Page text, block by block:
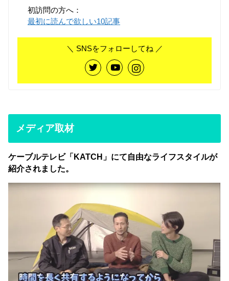
初訪問の方へ：
最初に読んで欲しい10記事
＼ SNSをフォローしてね ／
メディア取材
ケーブルテレビ「KATCH」にて自由なライフスタイルが
紹介されました。